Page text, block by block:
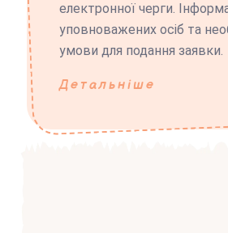
електронної черги.
уповноважених осіб та
умови для подання заявки.
Детальніше